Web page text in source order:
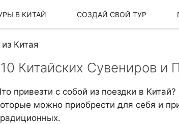
В КИТАЙ СОЗДАЙ СВОЙ ТУР
Китая
Китайских Сувениров и
привезти с собой из поездки в
можно приобрести для себя и